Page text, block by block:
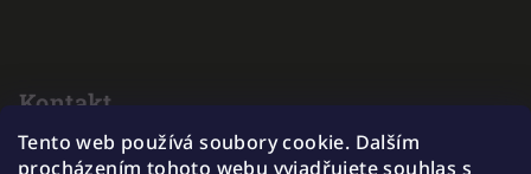
Tento web používá soubory cookie. Dalším
procházením tohoto webu vyjadřujete souhlas s
Kontakt
info@ outlet-hracek.cz